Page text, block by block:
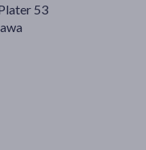
53